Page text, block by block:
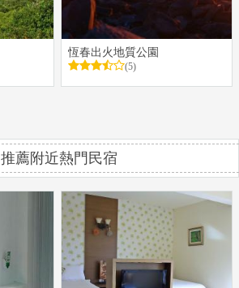
恆春出火地質公園
(5)
推薦附近熱門民宿